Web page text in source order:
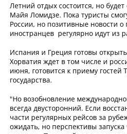
Летний отдых состоится, но
Майя Ломидзе. Пока туристы
России, но позитивные новости о
иностранцев регулярно идут из
Испания и Греция готовы
Хорватия ждет в том числе и
июня, готовится к приему гостей
государства.
"Но возобновление
всегда двусторонний. Если
части регулярных рейсов за
ожидать, но перспективы